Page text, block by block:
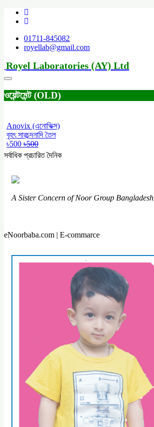
01711-845082
royellab@gmail.com
Royel Laboratories (AY) Ltd
ওয়েন্টমেন্ট (OLD)
Anovix (এনোভিক্স)
বৃহৎ সারচন্দনাদি তৈল
৳500 ৳500
সর্বাধিক প্রচারিত দৈনিক
A Sister Concern of Noor Group Bangladesh
eNoorbaba.com | E-commarce